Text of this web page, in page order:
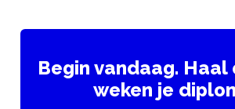
Begin vandaag. Haal
weken je